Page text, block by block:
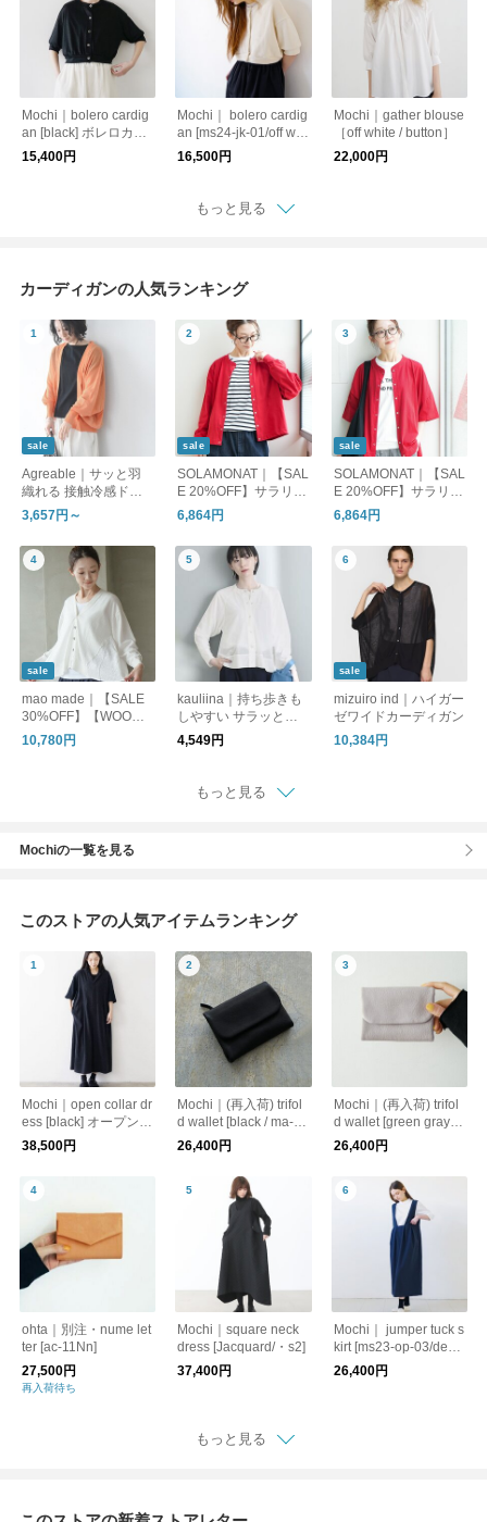
Mochi｜bolero cardig
an [black] ボレロカー
ディガン
15,400円
Mochi｜ bolero cardig
an [ms24-jk-01/off whi
te] ボレロカーディガ
16,500円
Mochi｜gather blouse
［off white / button］
22,000円
もっと見る
カーディガンの人気ランキング
sale
Agreable｜サッと羽
織れる 接触冷感ドル
マンカーディガン / 夏
カーデ
3,657円～
sale
SOLAMONAT｜【SAL
E 20%OFF】サラリト
天竺 スナップカーデ
ィガン sma-sara-sp-c
d
6,864円
sale
SOLAMONAT｜【SAL
E 20%OFF】サラリト
天竺 ドルマンカーデ
ィガン レディース ト
ップス 羽織り スナッ
プボタン 日本製 sma-
sara-dm-cd セール
6,864円
sale
mao made｜【SALE
30%OFF】【WOODY
別注カラー】Aライン
Vネック カーディガン
10,780円
kauliina｜持ち歩きも
しやすい サラッと快
適 シアーカーディガ
ン ／遮熱 UVカット
4,549円
sale
mizuiro ind｜ハイガー
ゼワイドカーディガン
10,384円
もっと見る
Mochiの一覧を見る
このストアの人気アイテムランキング
Mochi｜open collar dr
ess [black] オープンカ
ラーワンピース
38,500円
Mochi｜(再入荷) trifol
d wallet [black / ma-pr
o-28] 鹿革 3つ折り財
26,400円
Mochi｜(再入荷) trifol
d wallet [green gray/m
a-pro-28] 鹿革 3つ折
り財布
26,400円
ohta｜別注・nume let
ter [ac-11Nn]
27,500円
再入荷待ち
Mochi｜square neck
dress [Jacquard/・s2]
37,400円
Mochi｜ jumper tuck s
kirt [ms23-op-03/deep
blue] ジャンプタック
スカート
26,400円
もっと見る